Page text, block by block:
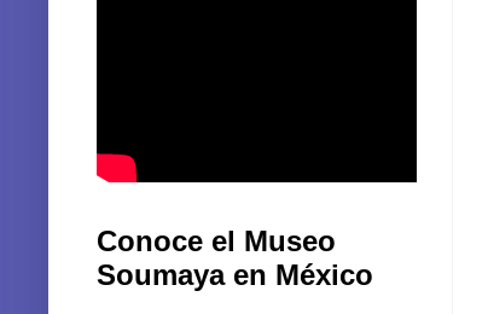
Conoce el Museo
Soumaya en México